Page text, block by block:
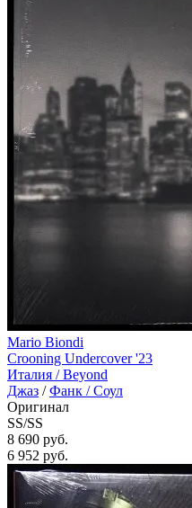
Mario Biondi
Crooning Undercover '23
Италия /Beyond
Джаз /Фанк / Соул
Оригинал
SS/SS
8 690 руб.
6 952 руб.